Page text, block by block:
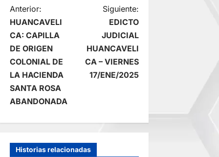
N
a
v
e
g
a
c
Anterior:
HUANCAVELI
CA: CAPILLA
DE ORIGEN
COLONIAL DE
LA HACIENDA
SANTA ROSA
ABANDONADA
Siguiente:
EDICTO
JUDICIAL
HUANCAVELI
CA – VIERNES
17/ENE/2025
Historias relacionadas